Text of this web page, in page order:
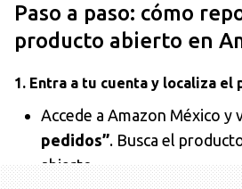
Paso a paso: cómo
producto abierto en
1. Entra a tu cuenta y localiza el
Accede a Amazon México y
pedidos”. Busca el
abierto.